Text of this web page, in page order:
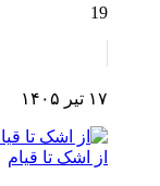
19
۱۷ تیر ۱۴۰۵
از اشک تا قیام